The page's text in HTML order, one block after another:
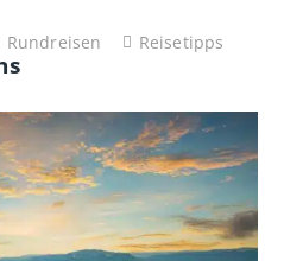
Rundreisen
Reisetipps